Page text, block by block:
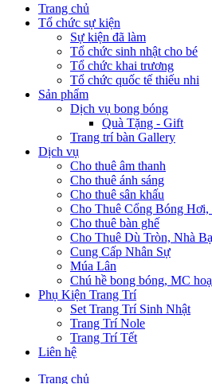
Trang chủ
Tổ chức sự kiện
Sự kiện đã làm
Tổ chức sinh nhật cho bé
Tổ chức khai trương
Tổ chức quốc tế thiếu nhi
Sản phẩm
Dịch vụ bong bóng
Quà Tặng - Gift
Trang trí bàn Gallery
Dịch vụ
Cho thuê âm thanh
Cho thuê ánh sáng
Cho thuê sân khấu
Cho Thuê Cổng Bóng
Cho thuê bàn ghế
Cho Thuê Dù Tròn, Nhà
Cung Cấp Nhân Sự
Múa Lân
Chú hề bong bóng, MC
Phụ Kiện Trang Trí
Set Trang Trí Sinh Nhật
Trang Trí Nole
Trang Trí Tết
Liên hệ
Trang chủ